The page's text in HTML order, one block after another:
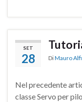
SET
28 DiMauro
Nel precedente
classe Servo per